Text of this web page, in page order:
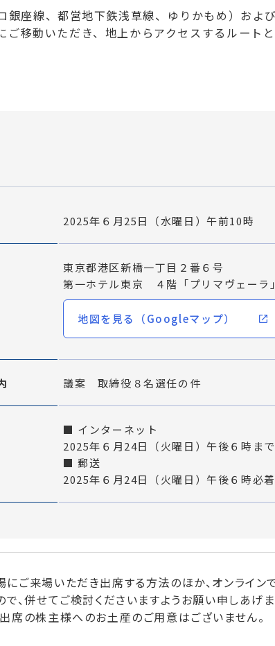
座線、都営地下鉄浅草線、ゆりかもめ）およ
ご移動いただき、地上からアクセスするルートと
2025年６月25日（水曜日）午前10時
東京都港区新橋一丁目２番６号
第一ホテル東京 ４階「プリマヴェーラ」
地図を見る（Googleマップ）
議案 取締役８名選任の件
■ インターネット
2025年６月24日（火曜日）午後６時まで
■ 郵送
2025年６月24日（火曜日）午後６時必着
ご来場いただき出席する方法のほか、オンライン
で、併せてご検討くださいますようお願い申しあげま
席の株主様へのお土産のご用意はございません。